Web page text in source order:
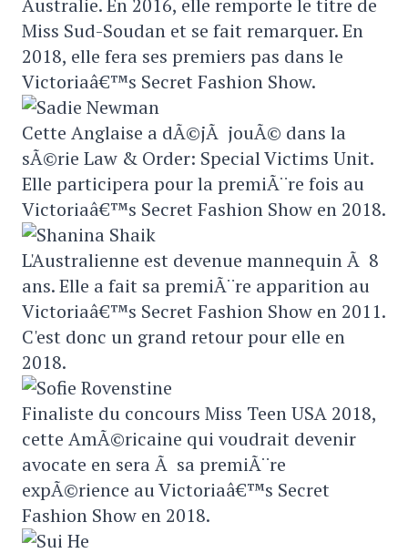
Australie. En 2016, elle remporte le titre de
Miss Sud-Soudan et se fait remarquer. En
2018, elle fera ses premiers pas dans le
Victoriaâ€™s Secret Fashion Show.
Cette Anglaise a dÃ©jÃ jouÃ© dans la
sÃ©rie Law & Order: Special Victims Unit.
Elle participera pour la premiÃ¨re fois au
Victoriaâ€™s Secret Fashion Show en 2018.
L'Australienne est devenue mannequin Ã 8
ans. Elle a fait sa premiÃ¨re apparition au
Victoriaâ€™s Secret Fashion Show en 2011.
C'est donc un grand retour pour elle en
2018.
Finaliste du concours Miss Teen USA 2018,
cette AmÃ©ricaine qui voudrait devenir
avocate en sera Ã sa premiÃ¨re
expÃ©rience au Victoriaâ€™s Secret
Fashion Show en 2018.